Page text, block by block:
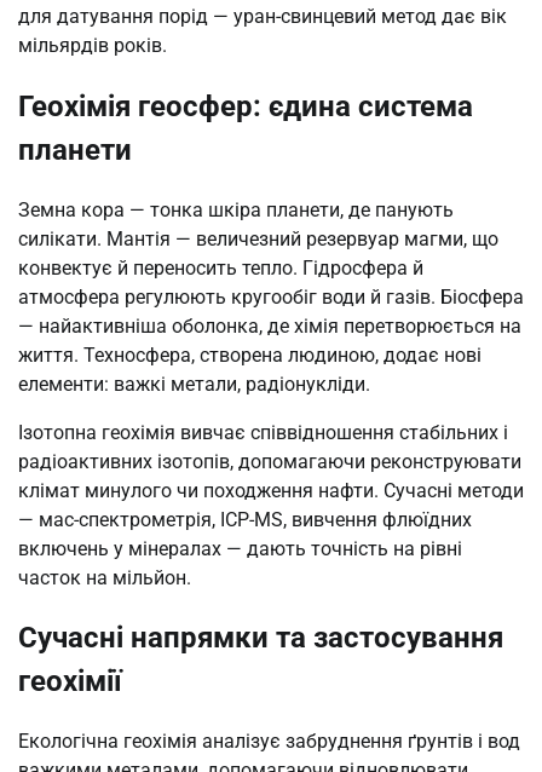
для датування порід — уран-свинцевий метод дає вік
мільярдів років.
Геохімія геосфер: єдина система
планети
Земна кора — тонка шкіра планети, де панують
силікати. Мантія — величезний резервуар магми, що
конвектує й переносить тепло. Гідросфера й
атмосфера регулюють кругообіг води й газів. Біосфера
— найактивніша оболонка, де хімія перетворюється на
життя. Техносфера, створена людиною, додає нові
елементи: важкі метали, радіонукліди.
Ізотопна геохімія вивчає співвідношення стабільних і
радіоактивних ізотопів, допомагаючи реконструювати
клімат минулого чи походження нафти. Сучасні методи
— мас-спектрометрія, ICP-MS, вивчення флюїдних
включень у мінералах — дають точність на рівні
часток на мільйон.
Сучасні напрямки та застосування
геохімії
Екологічна геохімія аналізує забруднення ґрунтів і вод